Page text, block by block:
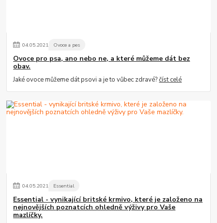
04.05.2021 Ovoce a pes
Ovoce pro psa, ano nebo ne, a které můžeme dát bez
obav.
Jaké ovoce můžeme dát psovi a je to vůbec zdravé?číst celé
04.05.2021 Essential
Essential - vynikající britské krmivo, které je založeno na
nejnovějších poznatcích ohledně výživy pro Vaše
mazlíčky.